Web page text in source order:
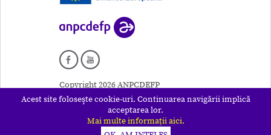
Copyright 2026 ANPCDEFP
Acest site foloseşte cookie-uri. Continuarea navigării implică
acceptarea lor.
Mai multe informații aici.